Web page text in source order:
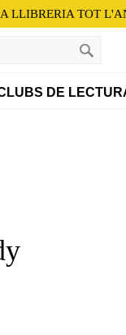
LLIBRERIA TOT
DE